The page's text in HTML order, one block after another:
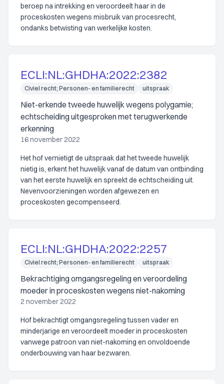
beroep na intrekking en veroordeelt haar in de
proceskosten wegens misbruik van procesrecht,
ondanks betwisting van werkelijke kosten.
ECLI:NL:GHDHA:2022:2382
Civiel recht; Personen- en familierecht uitspraak
Niet-erkende tweede huwelijk wegens polygamie;
echtscheiding uitgesproken met terugwerkende
erkenning
16 november 2022
Het hof vernietigt de uitspraak dat het tweede huwelijk
nietig is, erkent het huwelijk vanaf de datum van ontbinding
van het eerste huwelijk en spreekt de echtscheiding uit.
Nevenvoorzieningen worden afgewezen en
proceskosten gecompenseerd.
ECLI:NL:GHDHA:2022:2257
Civiel recht; Personen- en familierecht uitspraak
Bekrachtiging omgangsregeling en veroordeling
moeder in proceskosten wegens niet-nakoming
2 november 2022
Hof bekrachtigt omgangsregeling tussen vader en
minderjarige en veroordeelt moeder in proceskosten
vanwege patroon van niet-nakoming en onvoldoende
onderbouwing van haar bezwaren.